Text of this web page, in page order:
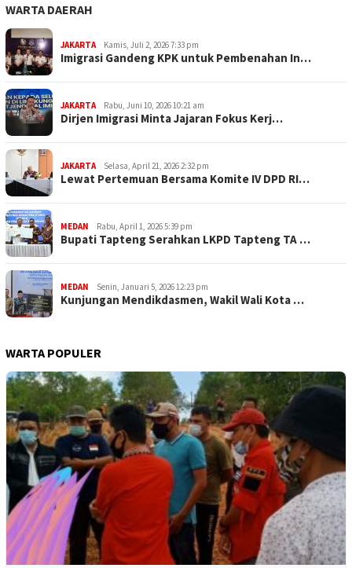
WARTA DAERAH
JAKARTA Kamis, Juli 2, 2026 7:33 pm
Imigrasi Gandeng KPK untuk Pembenahan In…
JAKARTA Rabu, Juni 10, 2026 10:21 am
Dirjen Imigrasi Minta Jajaran Fokus Kerj…
JAKARTA Selasa, April 21, 2026 2:32 pm
Lewat Pertemuan Bersama Komite IV DPD RI…
MEDAN Rabu, April 1, 2026 5:39 pm
Bupati Tapteng Serahkan LKPD Tapteng TA …
MEDAN Senin, Januari 5, 2026 12:23 pm
Kunjungan Mendikdasmen, Wakil Wali Kota …
WARTA POPULER